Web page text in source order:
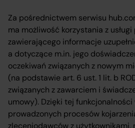
Za pośrednictwem serwisu
ma możliwość korzystania z
zawierającego informacje
a dotyczące m.in. jego
oczekiwań związanych z nowym
(na podstawie art. 6 ust. 1 lit. b
związanych z zawarciem i
umowy). Dzięki tej funkcjonalności
prowadzonych procesów
zleceniodawców z użytkownikami,